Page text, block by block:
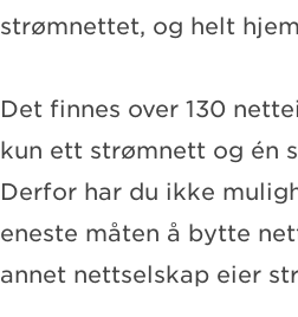
strømnettet, og helt
Det finnes over 130
kun ett strømnett og én
Derfor har du ikke
eneste måten å bytte
annet nettselskap eier